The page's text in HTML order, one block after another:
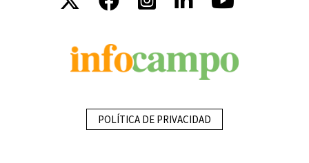
POLÍTICA DE PRIVACIDAD